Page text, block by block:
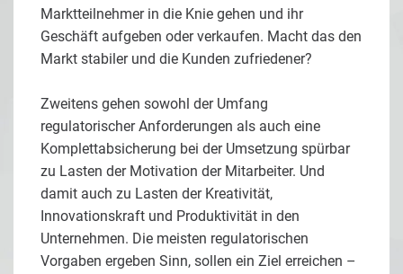
Marktteilnehmer in die Knie gehen und ihr
Geschäft aufgeben oder verkaufen. Macht das den
Markt stabiler und die Kunden zufriedener?
Zweitens gehen sowohl der Umfang
regulatorischer Anforderungen als auch eine
Komplettabsicherung bei der Umsetzung spürbar
zu Lasten der Motivation der Mitarbeiter. Und
damit auch zu Lasten der Kreativität,
Innovationskraft und Produktivität in den
Unternehmen. Die meisten regulatorischen
Vorgaben ergeben Sinn, sollen ein Ziel erreichen –